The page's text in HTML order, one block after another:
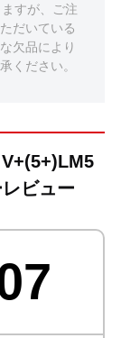
すが、ご注
だいている
欠品により
ください。
ビュー